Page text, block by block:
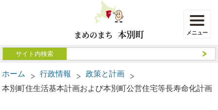
まめのまち 本別町
ホーム 行政情報
政策と計画
本別町住生活基本計画および本別町公営住宅等長寿命化計画